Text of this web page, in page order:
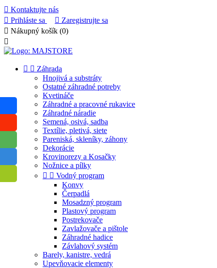
 Kontaktujte nás
 Prihláste sa  Zaregistrujte sa
 Nákupný košík (0)

  Záhrada
Hnojivá a substráty
Ostatné záhradné potreby
Kvetináče
Záhradné a pracovné rukavice
Záhradné náradie
Semená, osivá, sadba
Textílie, pletivá, siete
Pareniská, skleníky, záhony
Dekorácie
Krovinorezy a Kosačky
Nožnice a pílky
  Vodný program
Konvy
Čerpadlá
Mosadzný program
Plastový program
Postrekovače
Zavlažovače a pištole
Záhradné hadice
Závlahový systém
Barely, kanistre, vedrá
Upevňovacie elementy